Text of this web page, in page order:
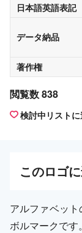
日本語英語表記
データ納品
著作権
閲覧数 838
検討中リスト
このロゴ
アルファベッ
ボルマークです。